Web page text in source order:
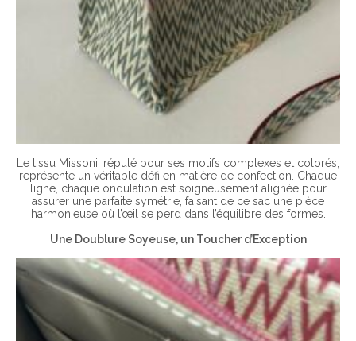
Le tissu Missoni, réputé pour ses motifs complexes et colorés,
représente un véritable défi en matière de confection. Chaque
ligne, chaque ondulation est soigneusement alignée pour
assurer une parfaite symétrie, faisant de ce sac une pièce
harmonieuse où l’œil se perd dans l’équilibre des formes.
Une Doublure Soyeuse, un Toucher d’Exception